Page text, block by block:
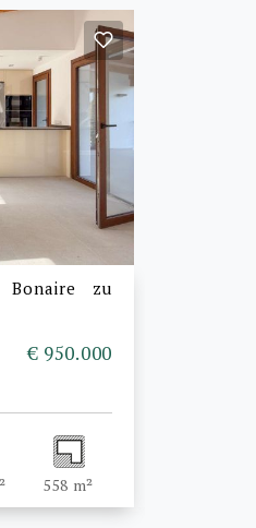
zu
€ 950.000
558 m²